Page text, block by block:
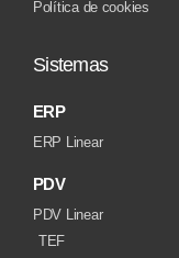
Política de cookies
Sistemas
ERP
ERP Linear
PDV
PDV Linear
TEF